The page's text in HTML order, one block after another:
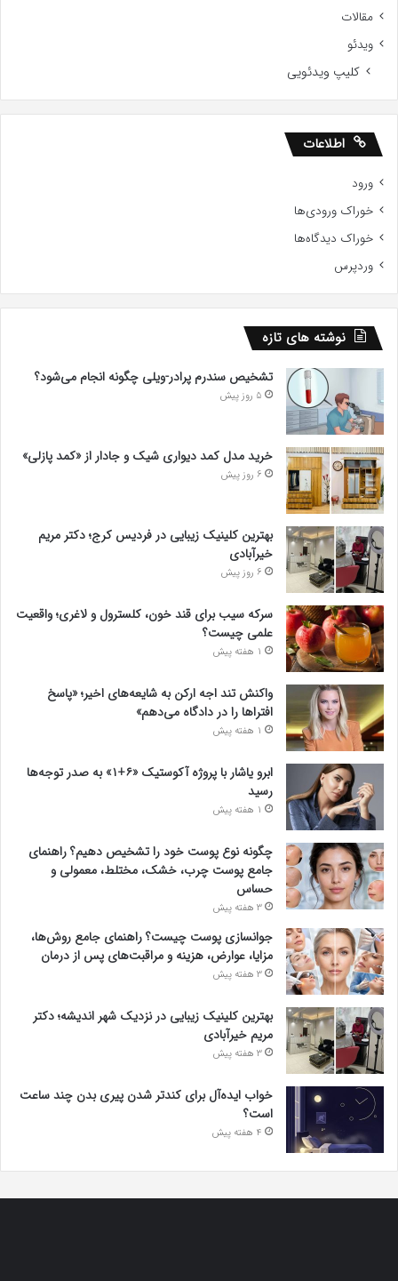
مقالات
ویدئو
کلیپ ویدئویی
اطلاعات
ورود
خوراک ورودی‌ها
خوراک دیدگاه‌ها
وردپرس
نوشته های تازه
تشخیص سندرم پرادر-ویلی چگونه انجام می‌شود؟
5 روز پیش
خرید مدل کمد دیواری شیک و جادار از «کمد پازلی»
6 روز پیش
بهترین کلینیک زیبایی در فردیس کرج؛ دکتر مریم
خیرآبادی
6 روز پیش
سرکه سیب برای قند خون، کلسترول و لاغری؛ واقعیت
علمی چیست؟
1 هفته پیش
واکنش تند اجه ارکن به شایعه‌های اخیر؛ «پاسخ
افتراها را در دادگاه می‌دهم»
1 هفته پیش
ابرو یاشار با پروژه آکوستیک «۶+۱» به صدر توجه‌ها
رسید
1 هفته پیش
چگونه نوع پوست خود را تشخیص دهیم؟ راهنمای
جامع پوست چرب، خشک، مختلط، معمولی و
حساس
3 هفته پیش
جوانسازی پوست چیست؟ راهنمای جامع روش‌ها،
مزایا، عوارض، هزینه و مراقبت‌های پس از درمان
3 هفته پیش
بهترین کلینیک زیبایی در نزدیک شهر اندیشه؛ دکتر
مریم خیرآبادی
3 هفته پیش
خواب ایده‌آل برای کندتر شدن پیری بدن چند ساعت
است؟
4 هفته پیش